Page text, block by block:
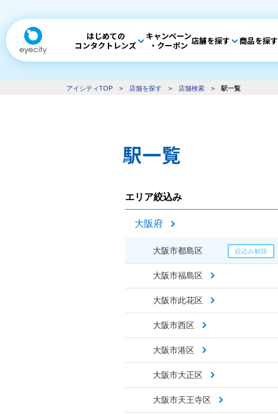
はじめての
コンタクトレンズ
キャンペーン
・クーポン 店舗を探す 商品を探す
アイシティTOP > 店舗を探す > 店舗検索 > 駅一覧
駅一覧
エリア絞込み
大阪府
大阪市都島区
大阪市福島区
大阪市此花区
大阪市西区
大阪市港区
大阪市大正区
大阪市天王寺区